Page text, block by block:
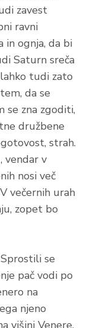
zavest
ravni
in ognja, da bi
Saturn sreča
tudi zato
da se
se zna zgoditi,
družbene
strah.
vendar v
nosi več
večernih urah
zopet bo
se
pač vodi po
na
njeno
višini Venere.